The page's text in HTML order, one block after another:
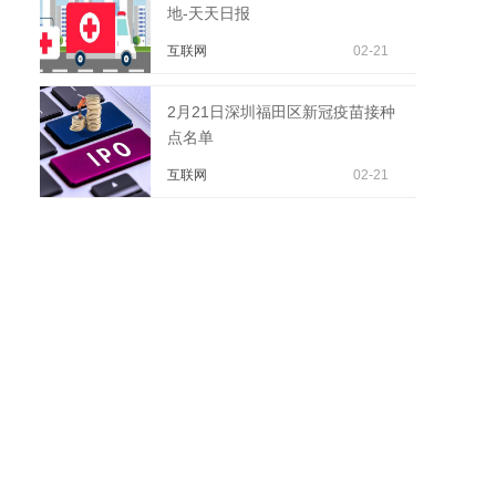
地-天天日报
互联网 02-21
2月21日深圳福田区新冠疫苗接种
点名单
互联网 02-21